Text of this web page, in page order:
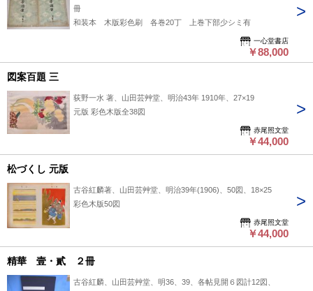
冊
和装本 木版彩色刷 各巻20丁 上巻下部少シミ有
一心堂書店
￥88,000
図案百題 三
荻野一水 著、山田芸艸堂、明治43年 1910年、27×19
元版 彩色木版全38図
赤尾照文堂
￥44,000
松づくし 元版
古谷紅麟著、山田芸艸堂、明治39年(1906)、50図、18×25
彩色木版50図
赤尾照文堂
￥44,000
精華 壹・貳 ２冊
古谷紅麟、山田芸艸堂、明36、39、各帖見開６図計12図、